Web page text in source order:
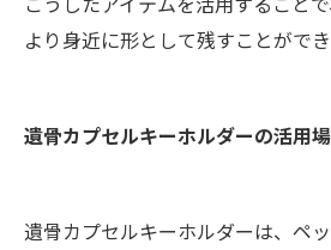
より身近に形として残すことができ
遺骨カプセルキーホルダーの活用
遺骨カプセルキーホルダーは、ペ